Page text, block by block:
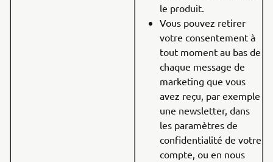
le produit.
Vous pouvez retirer
votre consentement à
tout moment au bas de
chaque message de
marketing que vous
avez reçu, par exemple
une newsletter, dans
les paramètres de
confidentialité de votre
compte, ou en nous